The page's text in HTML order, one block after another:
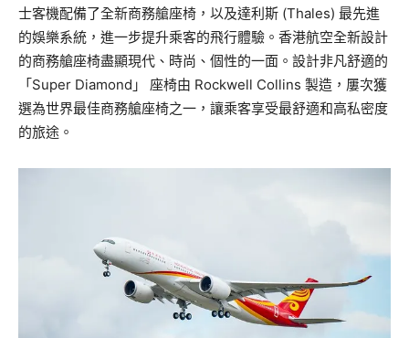
士客機配備了全新商務艙座椅，以及達利斯 (Thales) 最先進
的娛樂系統，進一步提升乘客的飛行體驗。香港航空全新設計
的商務艙座椅盡顯現代、時尚、個性的一面。設計非凡舒適的
「Super Diamond」 座椅由 Rockwell Collins 製造，屢次獲
選為世界最佳商務艙座椅之一，讓乘客享受最舒適和高私密度
的旅途。